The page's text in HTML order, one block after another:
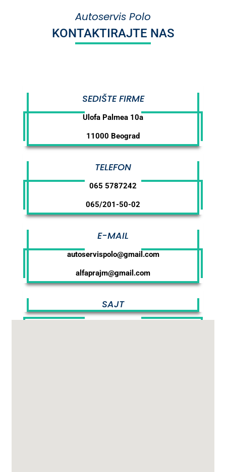
Autoservis Polo
KONTAKTIRAJTE NAS
SEDIŠTE FIRME
Ulofa Palmea 10a
11000 Beograd
TELEFON
065 5787242
065/201-50-02
E-MAIL
autoservispolo@gmail.com
alfaprajm@gmail.com
SAJT